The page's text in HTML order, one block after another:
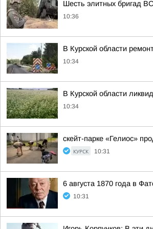
Шесть элитных бригад
10:36
В Курской области
10:34
В Курской области
10:34
скейт-парке «Гелиос»
КУРСК 10:31
6 августа 1870 года в
10:31